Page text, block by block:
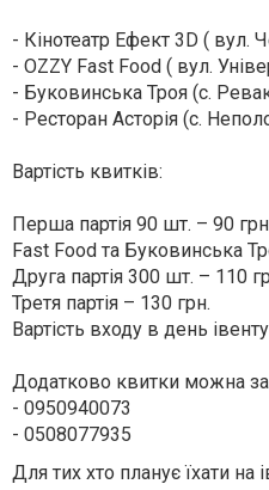
- Кінотеатр Ефект 3D ( вул.
- OZZY Fast Food ( вул.
- Буковинська Троя (с.
- Ресторан Асторія (с.
Вартість квитків:
Перша партія 90 шт. – 90
Fast Food та Буковинська
Друга партія 300 шт. – 110
Третя партія – 130 грн.
Вартість входу в день
Додатково квитки можна
- 0950940073
- 0508077935
Для тих хто планує їхати на